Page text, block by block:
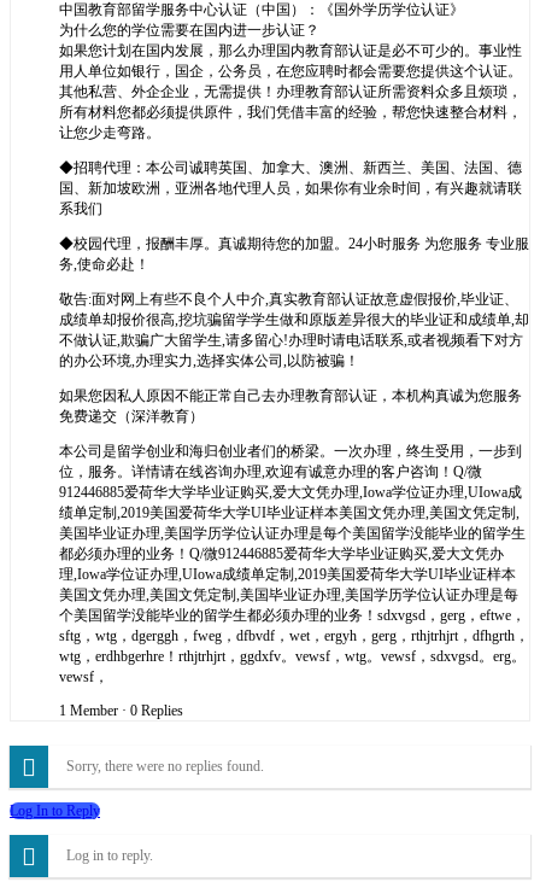
中国教育部留学服务中心认证（中国）：《国外学历学位认证》
为什么您的学位需要在国内进一步认证？
如果您计划在国内发展，那么办理国内教育部认证是必不可少的。事业性
用人单位如银行，国企，公务员，在您应聘时都会需要您提供这个认证。
其他私营、外企企业，无需提供！办理教育部认证所需资料众多且烦琐，
所有材料您都必须提供原件，我们凭借丰富的经验，帮您快速整合材料，
让您少走弯路。
◆招聘代理：本公司诚聘英国、加拿大、澳洲、新西兰、美国、法国、德
国、新加坡欧洲，亚洲各地代理人员，如果你有业余时间，有兴趣就请联
系我们
◆校园代理，报酬丰厚。真诚期待您的加盟。24小时服务 为您服务 专业服
务,使命必赴！
敬告:面对网上有些不良个人中介,真实教育部认证故意虚假报价,毕业证、
成绩单却报价很高,挖坑骗留学学生做和原版差异很大的毕业证和成绩单,却
不做认证,欺骗广大留学生,请多留心!办理时请电话联系,或者视频看下对方
的办公环境,办理实力,选择实体公司,以防被骗！
如果您因私人原因不能正常自己去办理教育部认证，本机构真诚为您服务
免费递交（深洋教育）
本公司是留学创业和海归创业者们的桥梁。一次办理，终生受用，一步到
位，服务。详情请在线咨询办理,欢迎有诚意办理的客户咨询！Q/微
912446885爱荷华大学毕业证购买,爱大文凭办理,Iowa学位证办理,UIowa成
绩单定制,2019美国爱荷华大学UI毕业证样本美国文凭办理,美国文凭定制,
美国毕业证办理,美国学历学位认证办理是每个美国留学没能毕业的留学生
都必须办理的业务！Q/微912446885爱荷华大学毕业证购买,爱大文凭办
理,Iowa学位证办理,UIowa成绩单定制,2019美国爱荷华大学UI毕业证样本
美国文凭办理,美国文凭定制,美国毕业证办理,美国学历学位认证办理是每
个美国留学没能毕业的留学生都必须办理的业务！sdxvgsd，gerg，eftwe，
sftg，wtg，dgerggh，fweg，dfbvdf，wet，ergyh，gerg，rthjtrhjrt，dfhgrth，
wtg，erdhbgerhre！rthjtrhjrt，ggdxfv。vewsf，wtg。vewsf，sdxvgsd。erg。
vewsf，
1 Member · 0 Replies
Sorry, there were no replies found.
Log In to Reply
Log in to reply.